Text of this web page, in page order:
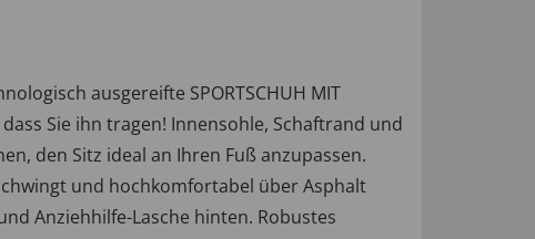
ausgereifte SPORTSCHUH MIT
Sie ihn tragen! Innensohle, Schaftrand und
den Sitz ideal an Ihren Fuß anzupassen.
und hochkomfortabel über Asphalt
Anziehhilfe-Lasche hinten. Robustes